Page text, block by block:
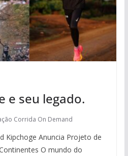
e seu legado.
Corrida On Demand
Kipchoge Anuncia Projeto de
O mundo do